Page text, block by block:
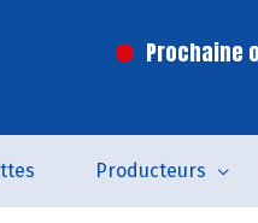
Prochaine
Producteurs